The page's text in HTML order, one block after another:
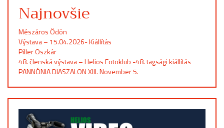
Najnovšie
Mészáros Ödön
Výstava – 15.04.2026- Kiállítás
Piller Oszkár
48. členská výstava – Helios Fotoklub -48. tagsági kiállítás
PANNÓNIA DIASZALON XIII. November 5.